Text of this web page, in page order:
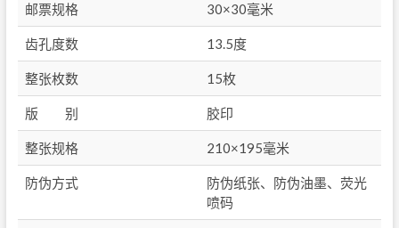
邮票规格 30×30毫米
齿孔度数 13.5度
整张枚数 15枚
版 别 胶印
整张规格 210×195毫米
防伪方式
防伪纸张、防伪油墨、荧光
喷码